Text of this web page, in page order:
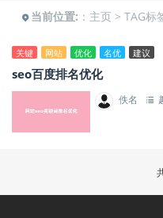
当前位置: ： 主页 > TAG标
关键 网站 优化 名优 建议
seo百度排名优化
佚名